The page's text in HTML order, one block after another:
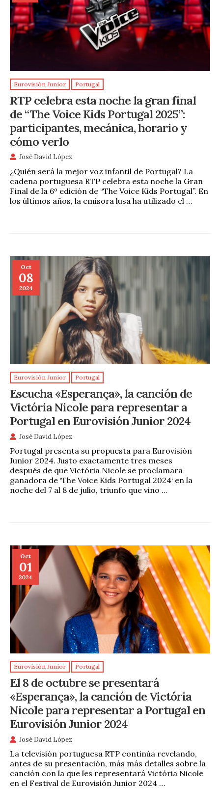
Eurovisión Junior Portugal
RTP celebra esta noche la gran final
de “The Voice Kids Portugal 2025”:
participantes, mecánica, horario y
cómo verlo
José David López
¿Quién será la mejor voz infantil de Portugal? La
cadena portuguesa RTP celebra esta noche la Gran
Final de la 6º edición de “The Voice Kids Portugal”. En
los últimos años, la emisora lusa ha utilizado el …
Oct
08
2024
Eurovisión Junior Portugal
Escucha «Esperança», la canción de
Victória Nicole para representar a
Portugal en Eurovisión Junior 2024
José David López
Portugal presenta su propuesta para Eurovisión
Junior 2024. Justo exactamente tres meses
después de que Victória Nicole se proclamara
ganadora de ‘The Voice Kids Portugal 2024‘ en la
noche del 7 al 8 de julio, triunfo que vino …
Oct
01
2024
Eurovisión Junior Portugal
El 8 de octubre se presentará
«Esperança», la canción de Victória
Nicole para representar a Portugal en
Eurovisión Junior 2024
José David López
La televisión portuguesa RTP continúa revelando,
antes de su presentación, más más detalles sobre la
canción con la que les representará Victória Nicole
en el Festival de Eurovisión Junior 2024 …